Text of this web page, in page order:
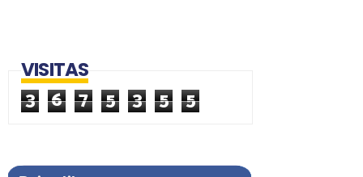
VISITAS
3 6 7 5 3 5 5